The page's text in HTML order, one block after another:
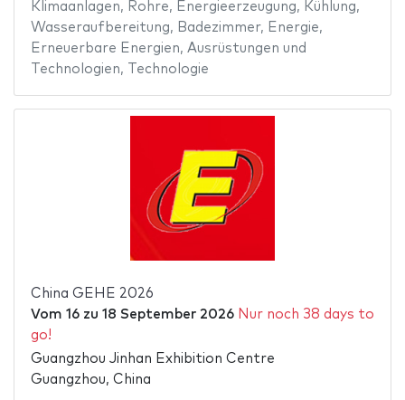
Klimaanlagen, Rohre, Energieerzeugung, Kühlung,
Wasseraufbereitung, Badezimmer, Energie,
Erneuerbare Energien, Ausrüstungen und
Technologien, Technologie
China GEHE 2026
Vom 16zu 18 September 2026 Nur noch 38 days to
go!
Guangzhou Jinhan Exhibition Centre
Guangzhou, China